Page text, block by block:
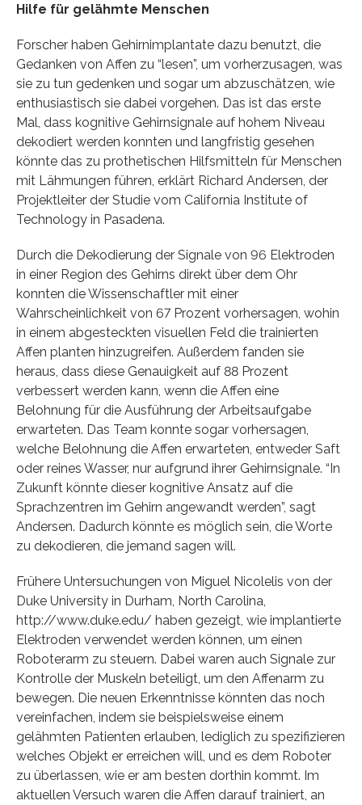
Hilfe für gelähmte Menschen
Forscher haben Gehirnimplantate dazu benutzt, die
Gedanken von Affen zu “lesen”, um vorherzusagen, was
sie zu tun gedenken und sogar um abzuschätzen, wie
enthusiastisch sie dabei vorgehen. Das ist das erste
Mal, dass kognitive Gehirnsignale auf hohem Niveau
dekodiert werden konnten und langfristig gesehen
könnte das zu prothetischen Hilfsmitteln für Menschen
mit Lähmungen führen, erklärt Richard Andersen, der
Projektleiter der Studie vom California Institute of
Technology in Pasadena.
Durch die Dekodierung der Signale von 96 Elektroden
in einer Region des Gehirns direkt über dem Ohr
konnten die Wissenschaftler mit einer
Wahrscheinlichkeit von 67 Prozent vorhersagen, wohin
in einem abgesteckten visuellen Feld die trainierten
Affen planten hinzugreifen. Außerdem fanden sie
heraus, dass diese Genauigkeit auf 88 Prozent
verbessert werden kann, wenn die Affen eine
Belohnung für die Ausführung der Arbeitsaufgabe
erwarteten. Das Team konnte sogar vorhersagen,
welche Belohnung die Affen erwarteten, entweder Saft
oder reines Wasser, nur aufgrund ihrer Gehirnsignale. “In
Zukunft könnte dieser kognitive Ansatz auf die
Sprachzentren im Gehirn angewandt werden”, sagt
Andersen. Dadurch könnte es möglich sein, die Worte
zu dekodieren, die jemand sagen will.
Frühere Untersuchungen von Miguel Nicolelis von der
Duke University in Durham, North Carolina,
http://www.duke.edu/ haben gezeigt, wie implantierte
Elektroden verwendet werden können, um einen
Roboterarm zu steuern. Dabei waren auch Signale zur
Kontrolle der Muskeln beteiligt, um den Affenarm zu
bewegen. Die neuen Erkenntnisse könnten das noch
vereinfachen, indem sie beispielsweise einem
gelähmten Patienten erlauben, lediglich zu spezifizieren
welches Objekt er erreichen will, und es dem Roboter
zu überlassen, wie er am besten dorthin kommt. Im
aktuellen Versuch waren die Affen darauf trainiert, an